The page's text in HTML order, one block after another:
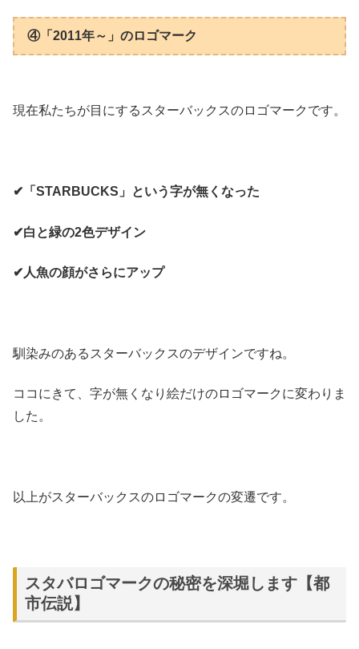
④「2011年～」のロゴマーク
現在私たちが目にするスターバックスのロゴマークです。
✔「STARBUCKS」という字が無くなった
✔白と緑の2色デザイン
✔人魚の顔がさらにアップ
馴染みのあるスターバックスのデザインですね。
ココにきて、字が無くなり絵だけのロゴマークに変わりま
した。
以上がスターバックスのロゴマークの変遷です。
スタバロゴマークの秘密を深堀します【都
市伝説】